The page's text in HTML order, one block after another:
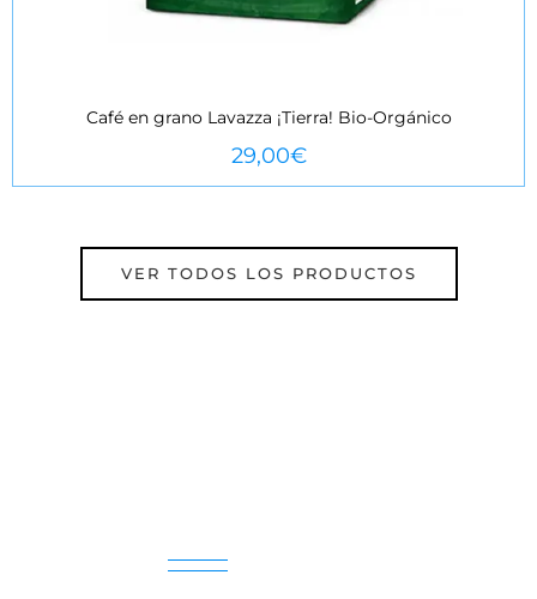
VEURE MÉS
Café en grano Lavazza ¡Tierra! Bio-Orgánico
29,00€
VER TODOS LOS PRODUCTOS